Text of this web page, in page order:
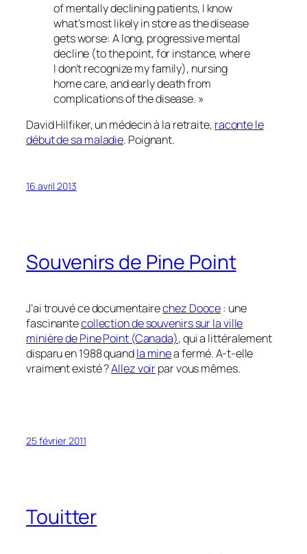
of mentally declining patients, I know
what’s most likely in store as the disease
gets worse: A long, progressive mental
decline (to the point, for instance, where
I don’t recognize my family), nursing
home care, and early death from
complications of the disease. »
David Hilfiker, un médecin à la retraite, raconte le
début de sa maladie. Poignant.
16 avril 2013
Souvenirs de Pine Point
J’ai trouvé ce documentairechez Dooce: une
fascinantecollection de souvenirs sur la ville
minière de Pine Point (Canada), qui a littéralement
disparu en 1988 quandla minea fermé. A-t-elle
vraiment existé ?Allez voirpar vous mêmes.
25 février 2011
Touitter